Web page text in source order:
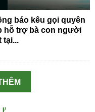
báo kêu gọi quyên
hỗ trợ bà con người
tại...